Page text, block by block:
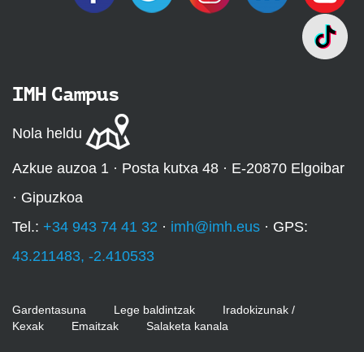
IMH Campus
Nola heldu
Azkue auzoa 1 · Posta kutxa 48 · E-20870 Elgoibar
· Gipuzkoa
Tel.: +34 943 74 41 32 · imh@imh.eus · GPS:
43.211483, -2.410533
Gardentasuna Lege baldintzak
Iradokizunak /
Kexak
Emaitzak Salaketa kanala